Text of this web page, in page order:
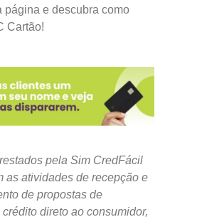
página e descubra como
Cartão!
pela Sim CredFácil
as atividades de recepção e
de propostas de
direto ao consumidor,